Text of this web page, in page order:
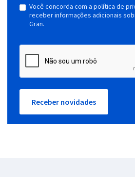
Você concorda com a política de
receber informações adicionais
Gran.
Receber novidades